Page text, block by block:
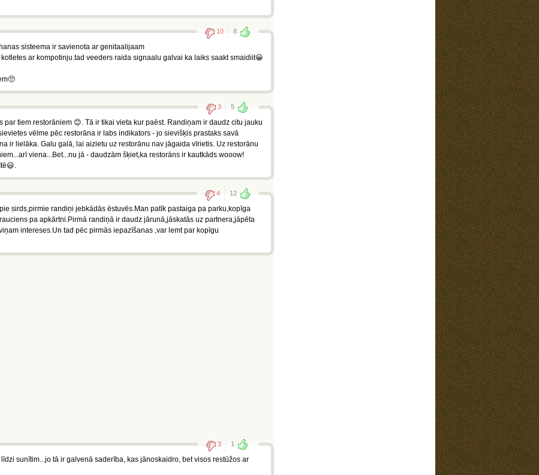
10 8
sisteema ir savienota ar genitaalijaam
ar kompotinju.tad veeders raida signaalu galvai ka laiks saakt smaidiit😀
3 5
par tiem restorāniem 😊. Tā ir tikai vieta kur paēst. Randiņam ir daudz citu jauku
vēlme pēc restorāna ir labs indikators - jo sievišķis prastaks savā
ir lielāka. Galu galā, lai aizietu uz restorānu nav jāgaida vīrietis. Uz restorānu
viena...Bet...nu jā - daudzām šķiet,ka restorāns ir kautkāds wooow!
4 12
sirds,pirmie randiņi jebkādās ēstuvēs.Man patīk pastaiga pa parku,kopīga
pa apkārtni.Pirmā randiņā ir daudz jārunā,jāskatās uz partnera,jāpēta
intereses.Un tad pēc pirmās iepazīšanas ,var lemt par kopīgu
3 1
sunītim...jo tā ir galvenā saderība, kas jānoskaidro, bet visos restūžos ar